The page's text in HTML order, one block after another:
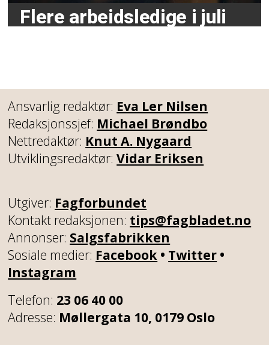
Flere arbeidsledige i juli
Ansvarlig redaktør: Eva Ler Nilsen
Redaksjonssjef: Michael Brøndbo
Nettredaktør: Knut A. Nygaard
Utviklingsredaktør:Vidar Eriksen
Utgiver: Fagforbundet
Kontakt redaksjonen: tips@fagbladet.no
Annonser: Salgsfabrikken
Sosiale medier: Facebook • Twitter •
Instagram
Telefon: 23 06 40 00
Adresse: Møllergata 10, 0179 Oslo